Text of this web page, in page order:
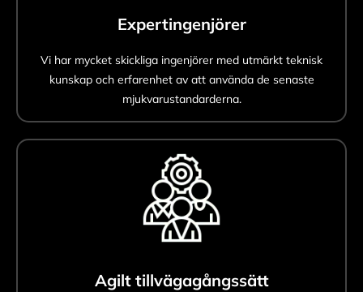
Expertingenjörer
Vi har mycket skickliga ingenjörer med utmärkt teknisk
kunskap och erfarenhet av att använda de senaste
mjukvarustandarderna.
Agilt tillvägagångssätt